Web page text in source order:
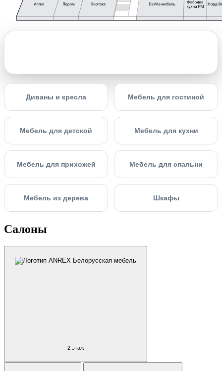
Диваны и кресла Мебель для гостиной
Мебель для детской Мебель для кухни
Мебель для прихожей Мебель для спальни
Мебель из дерева Шкафы
Салоны
2 этаж